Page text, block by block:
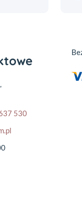
530